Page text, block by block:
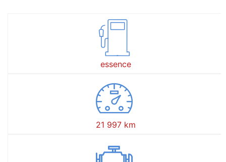
essence
21 997 km